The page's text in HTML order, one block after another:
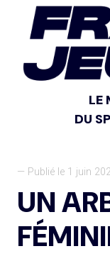
LE
DU
— Publié le 1 juin
UN